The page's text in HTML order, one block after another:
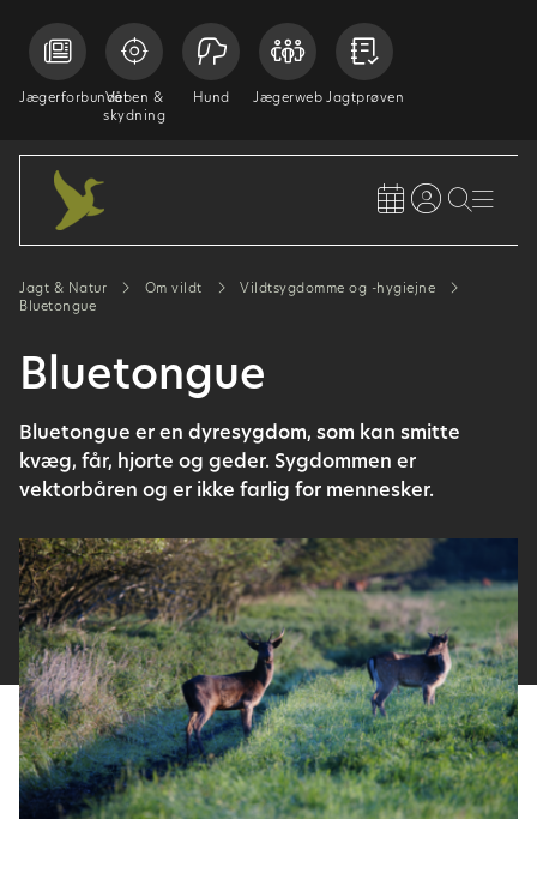
JægerforbundetVåben &
skydning
Hund Jægerweb Jagtprøven
Jagt & Natur Om vildt
Vildtsygdomme og -hygiejne
Bluetongue
Bluetongue
Bluetongue er en dyresygdom, som kan smitte
kvæg, får, hjorte og geder. Sygdommen er
vektorbåren og er ikke farlig for mennesker.